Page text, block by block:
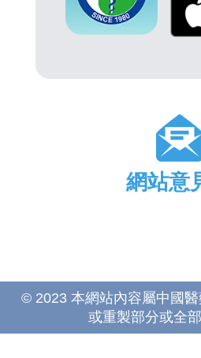
網站意
© 2023 本網站內容屬中國
或重製部分或全